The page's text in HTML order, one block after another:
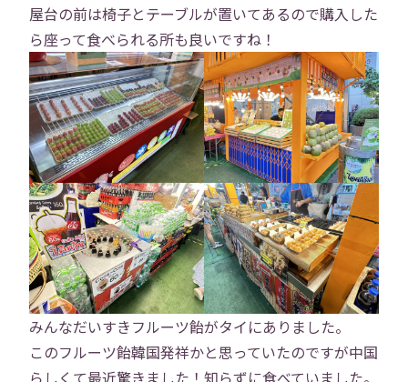
屋台の前は椅子とテーブルが置いてあるので購入した
ら座って食べられる所も良いですね！
みんなだいすきフルーツ飴がタイにありました。
このフルーツ飴韓国発祥かと思っていたのですが中国
らしくて最近驚きました！知らずに食べていました。